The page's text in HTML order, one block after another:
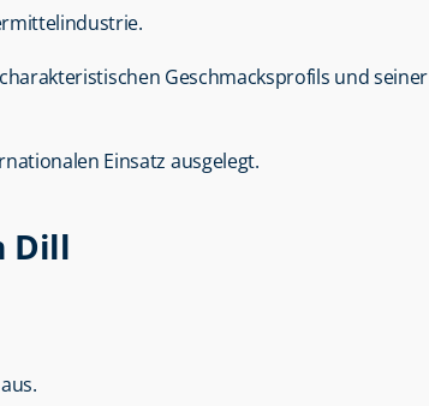
Geschmacksprofils und seiner
Einsatz ausgelegt.
Dill